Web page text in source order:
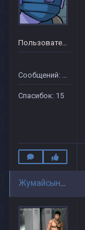
Пользователь
Сообщений: 16
Спасибок: 15